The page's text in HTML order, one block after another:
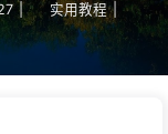
| 实用教程 |